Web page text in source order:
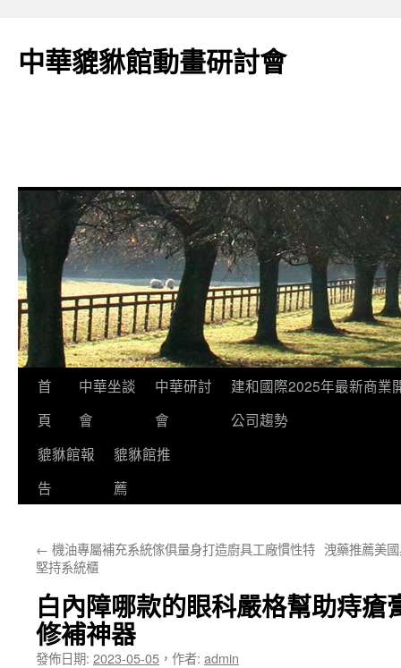
主
中華貔貅館動畫研討會
首
頁
中華坐談
會
中華研討
會
建和國際2025年最新商業
公司趨勢
貔貅館報
告
貔貅館推
薦
← 機油專屬補充系統傢俱量身打造廚具工廠慣性特
堅持系統櫃
洩藥推薦美
白內障哪款的眼科嚴格幫助痔瘡
修補神器
發佈日期: 2023-05-05 ， 作者: admin